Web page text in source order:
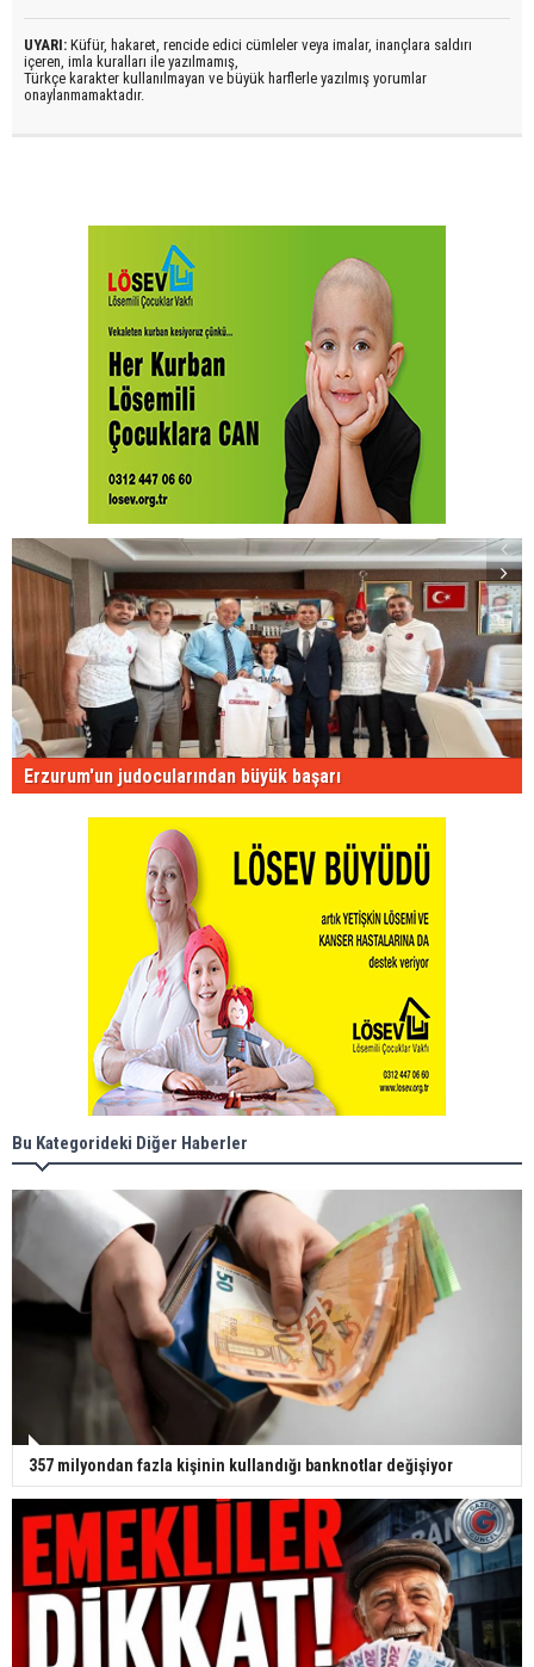
UYARI: Küfür, hakaret, rencide edici cümleler veya imalar, inançlara saldırı
içeren, imla kuralları ile yazılmamış,
Türkçe karakter kullanılmayan ve büyük harflerle yazılmış yorumlar
onaylanmamaktadır.
Erzurum'un judocularından büyük başarı
Bu Kategorideki Diğer Haberler
357 milyondan fazla kişinin kullandığı banknotlar değişiyor